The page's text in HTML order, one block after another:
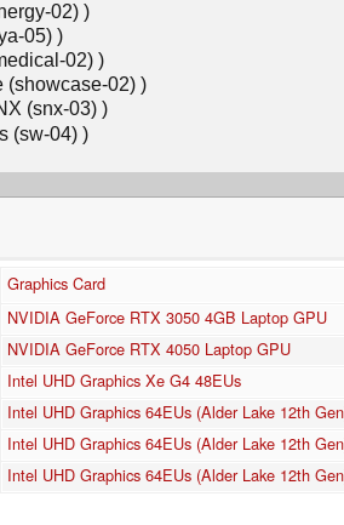
Graphics Card
NVIDIA GeForce RTX 3050 4GB Laptop GPU
NVIDIA GeForce RTX 4050 Laptop GPU
Intel UHD Graphics Xe G4 48EUs
Intel UHD Graphics 64EUs (Alder Lake 12th
Intel UHD Graphics 64EUs (Alder Lake 12th
Intel UHD Graphics 64EUs (Alder Lake 12th